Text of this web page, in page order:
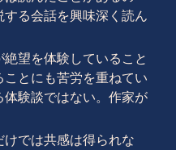
る会話を興味深く読ん
望を体験していること
とにも苦労を重ねてい
体験談ではない。作家が
では共感は得られな